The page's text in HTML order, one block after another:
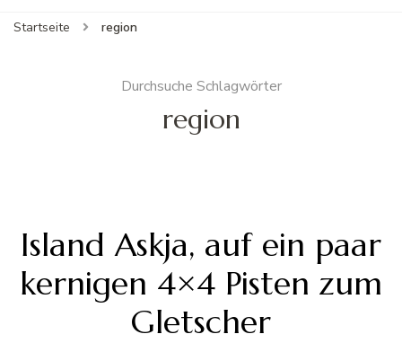
Startseite region
Durchsuche Schlagwörter
region
Island Askja, auf ein paar
kernigen 4×4 Pisten zum
Gletscher